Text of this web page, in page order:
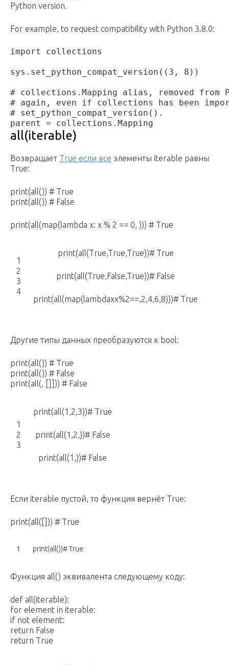
Python version.
For example, to request compatibility with Python 3.8.0:
import collections
sys.set_python_compat_version((3, 8))
# collections.Mapping alias, removed
# again, even if collections has been
# set_python_compat_version().
all(iterable)
Возвращает True если все элементы iterable равны
True:
print(all()) # True
print(all()) # False
print(all(map(lambda x: x % 2 == 0, ))) # True
1
2
3
4
print(all(True,True,True))# True
print(all(True,False,True))# False
print(all(map(lambdaxx%2==,2,4,6,8)))# True
Другие типы данных преобразуются к bool:
print(all()) # True
print(all()) # False
print(all(, []])) # False
1
2
3
print(all(1,2,3))# True
print(all(1,2,))# False
print(all(1,))# False
Если iterable пустой, то функция вернёт True:
print(all([])) # True
1 print(all())# True
Функция all() эквивалента следующему коду:
def all(iterable):
for element in iterable:
if not element:
return False
return True